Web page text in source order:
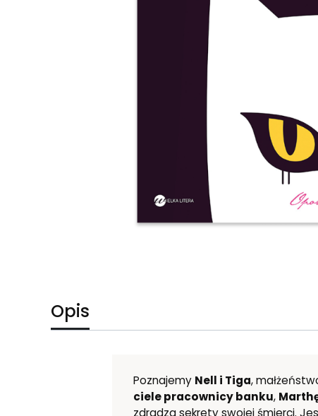
Opis
Poznajemy Nell i Tiga,
ciele pracownicy banku,
zdradza sekrety swojej śmierci.